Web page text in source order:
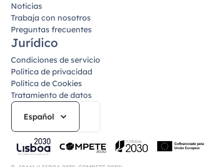
Noticias
Trabaja con nosotros
Preguntas frecuentes
Jurídico
Condiciones de servicio
Política de privacidad
Política de Cookies
Tratamiento de datos
Español